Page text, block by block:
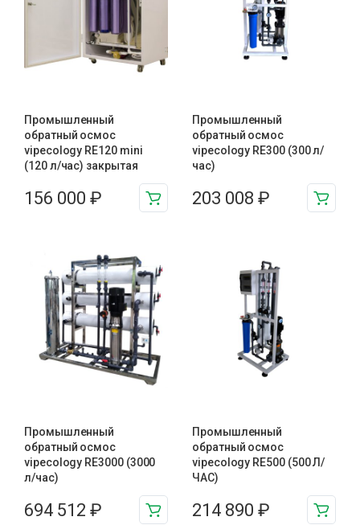
Промышленный
обратный осмос
vipecology RE120 mini
(120 л/час) закрытая
156 000 ₽
Промышленный
обратный осмос
vipecology RE300 (300 л/
час)
203 008 ₽
Промышленный
обратный осмос
vipecology RE3000 (3000
л/час)
694 512 ₽
Промышленный
обратный осмос
vipecology RE500 (500 Л/
ЧАС)
214 890 ₽